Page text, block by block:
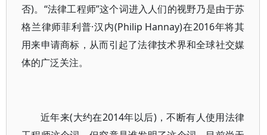
否)。“法律工程师”这个词进入人们的视野乃是由于苏
格兰律师菲利普·汉内(Philip Hannay)在2016年将其
用来申请商标，从而引起了法律技术界和全球社交媒
体的广泛关注。
近年来(大约在2014年以后)，不断有人使用法律